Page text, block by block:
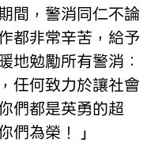
間，警消同仁不論
都非常辛苦，給予
地勉勵所有警消：
任何致力於讓社會
們都是英勇的超
們為榮！」